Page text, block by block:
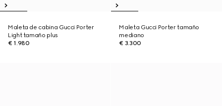
Maleta de cabina Gucci Porter
Light tamaño plus
€ 1.980
Maleta Gucci Porter tamaño
mediano
€ 3.300